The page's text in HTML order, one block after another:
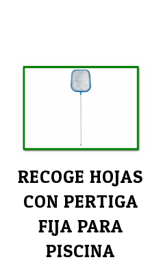
RECOGE HOJAS
CON PERTIGA
FIJA PARA
PISCINA